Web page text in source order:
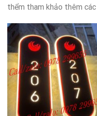
thểm tham khảo thêm